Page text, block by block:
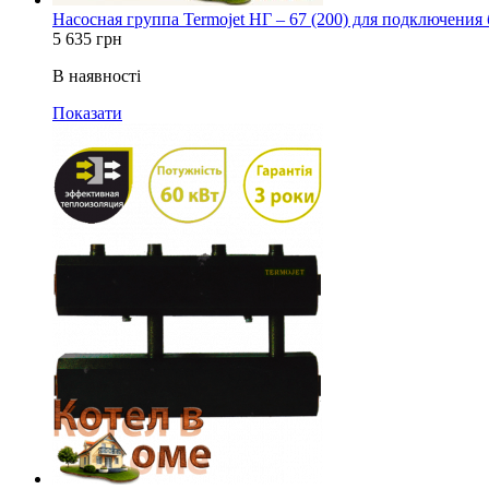
Насосная группа Termojet НГ – 67 (200) для подключения
5 635 грн
В наявності
Показати